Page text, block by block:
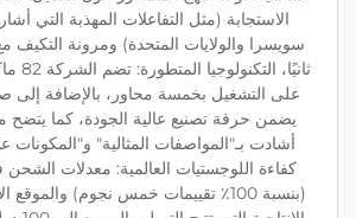
الاستجابة (مثل التفاعلات المهذبة التي
سويسرا والولايات المتحدة) ومرونة التكيف
على التشغيل بخمسة محاور، بالإضافة إلى
يضمن حرفة تصنيع عالية الجودة، كما يتضح
أشادت بـ"المواصفات المثالية" و"المكونات
كفاءة اللوجستيات العالمية: معدلات
(بنسبة 100٪ تقييمات خمس نجوم)